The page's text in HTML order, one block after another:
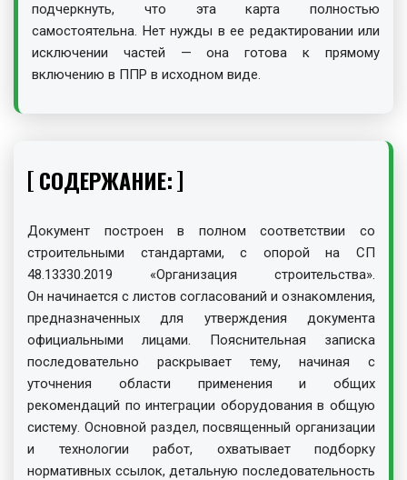
подчеркнуть, что эта карта полностью
самостоятельна. Нет нужды в ее редактировании или
исключении частей — она готова к прямому
включению в ППР в исходном виде.
СОДЕРЖАНИЕ:
Документ построен в полном соответствии со
строительными стандартами, с опорой на СП
48.13330.2019 «Организация строительства».
Он начинается с листов согласований и ознакомления,
предназначенных для утверждения документа
официальными лицами. Пояснительная записка
последовательно раскрывает тему, начиная с
уточнения области применения и общих
рекомендаций по интеграции оборудования в общую
систему. Основной раздел, посвященный организации
и технологии работ, охватывает подборку
нормативных ссылок, детальную последовательность